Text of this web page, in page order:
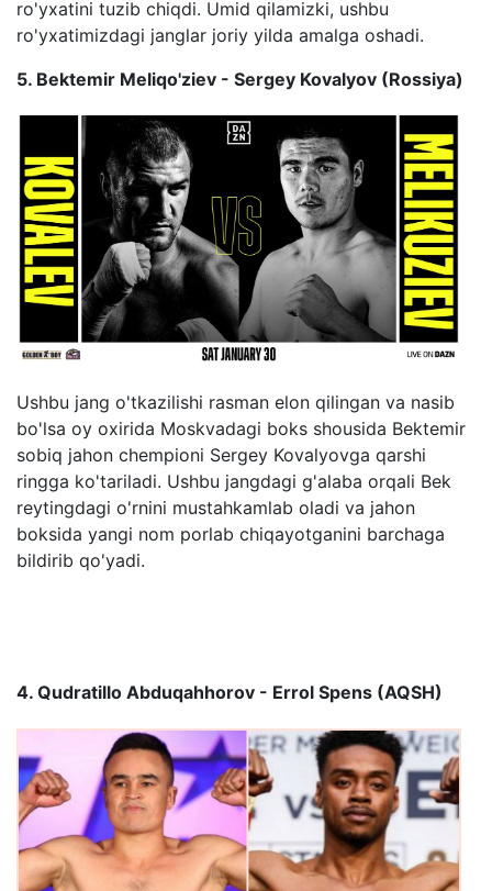
ro'yxatini tuzib chiqdi. Umid qilamizki, ushbu
ro'yxatimizdagi janglar joriy yilda amalga oshadi.
5. Bektemir Meliqo'ziev - Sergey Kovalyov (Rossiya)
Ushbu jang o'tkazilishi rasman elon qilingan va nasib
bo'lsa oy oxirida Moskvadagi boks shousida Bektemir
sobiq jahon chempioni Sergey Kovalyovga qarshi
ringga ko'tariladi. Ushbu jangdagi g'alaba orqali Bek
reytingdagi o'rnini mustahkamlab oladi va jahon
boksida yangi nom porlab chiqayotganini barchaga
bildirib qo'yadi.
4. Qudratillo Abduqahhorov - Errol Spens (AQSH)